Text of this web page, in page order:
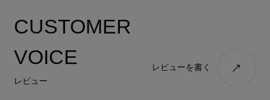
CUSTOMER
VOICE
レビュー
レビューを書く